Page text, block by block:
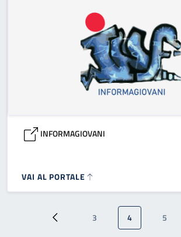
INFORMAGIOVANI
VAI AL PORTALE
Paginazione
Pagina precedente
Pagina
3 Pagina attuale
4 Pagina
5